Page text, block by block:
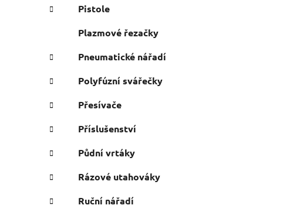
Pistole
Plazmové řezačky
Pneumatické nářadí
Polyfúzní svářečky
Přesívače
Příslušenství
Půdní vrtáky
Rázové utahováky
Ruční nářadí